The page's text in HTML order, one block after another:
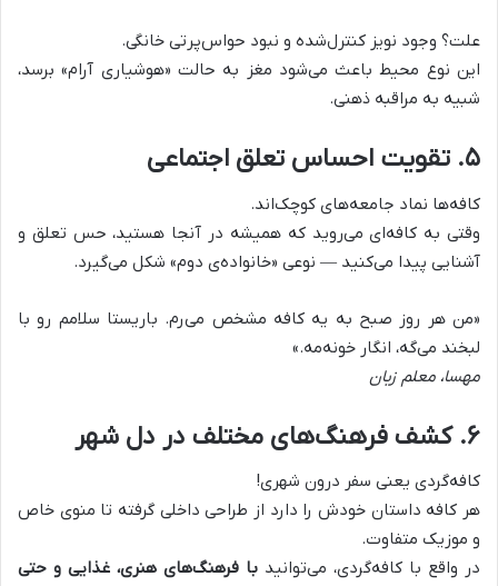
علت؟ وجود نویز کنترل‌شده و نبود حواس‌پرتی خانگی.
این نوع محیط باعث می‌شود مغز به حالت «هوشیاری آرام» برسد،
شبیه به مراقبه ذهنی.
۵. تقویت احساس تعلق اجتماعی
کافه‌ها نماد جامعه‌های کوچک‌اند.
وقتی به کافه‌ای می‌روید که همیشه در آنجا هستید، حس تعلق و
آشنایی پیدا می‌کنید — نوعی «خانواده‌ی دوم» شکل می‌گیرد.
«من هر روز صبح به یه کافه مشخص می‌رم. باریستا سلامم رو با
لبخند می‌گه، انگار خونه‌مه.»
مهسا، معلم زبان
۶.کشف فرهنگ‌های مختلف در دل شهر
کافه‌گردی یعنی سفر درون شهری!
هر کافه داستان خودش را دارد از طراحی داخلی گرفته تا منوی خاص
و موزیک متفاوت.
در واقع با کافه‌گردی، می‌توانید با فرهنگ‌های هنری، غذایی و حتی